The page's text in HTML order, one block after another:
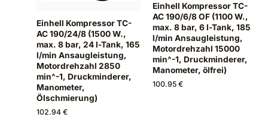
Einhell Kompressor TC-
AC 190/24/8 (1500 W.,
max. 8 bar, 24 l-Tank, 165
l/min Ansaugleistung,
Motordrehzahl 2850
min^-1, Druckminderer,
Manometer,
Ölschmierung)
102.94 €
Einhell Kompressor TC-
AC 190/6/8 OF (1100 W.,
max. 8 bar, 6 l-Tank, 185
l/min Ansaugleistung,
Motordrehzahl 15000
min^-1, Druckminderer,
Manometer, ölfrei)
100.95 €